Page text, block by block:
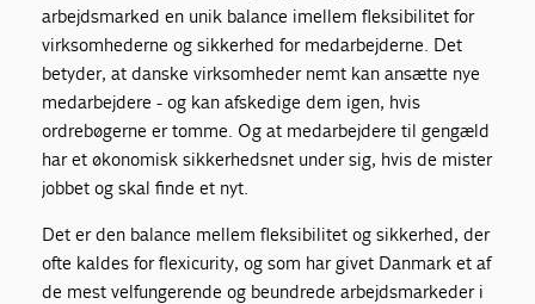
arbejdsmarked en unik balance imellem fleksibilitet for
virksomhederne og sikkerhed for medarbejderne. Det
betyder, at danske virksomheder nemt kan ansætte nye
medarbejdere - og kan afskedige dem igen, hvis
ordrebøgerne er tomme. Og at medarbejdere til gengæld
har et økonomisk sikkerhedsnet under sig, hvis de mister
jobbet og skal finde et nyt.
Det er den balance mellem fleksibilitet og sikkerhed, der
ofte kaldes for flexicurity, og som har givet Danmark et af
de mest velfungerende og beundrede arbejdsmarkeder i